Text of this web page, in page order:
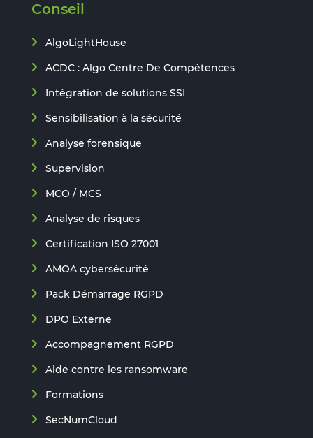
Conseil
AlgoLightHouse
ACDC : Algo Centre De Compétences
Intégration de solutions SSI
Sensibilisation à la sécurité
Analyse forensique
Supervision
MCO / MCS
Analyse de risques
Certification ISO 27001
AMOA cybersécurité
Pack Démarrage RGPD
DPO Externe
Accompagnement RGPD
Aide contre les ransomware
Formations
SecNumCloud